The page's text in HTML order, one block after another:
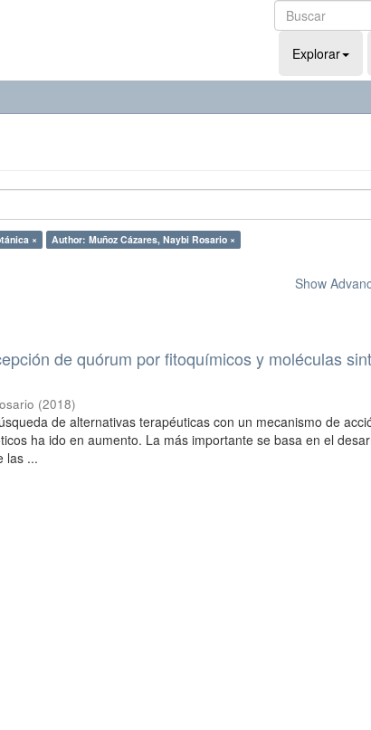
Explorar
×
Author: Muñoz Cázares, Naybi Rosario ×
Show
de quórum por fitoquímicos y moléculas
(2018)
de alternativas terapéuticas con un mecanismo de
ha ido en aumento. La más importante se basa en el
las ...